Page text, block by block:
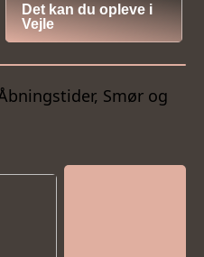
Det kan du opleve i
Vejle
Smør og